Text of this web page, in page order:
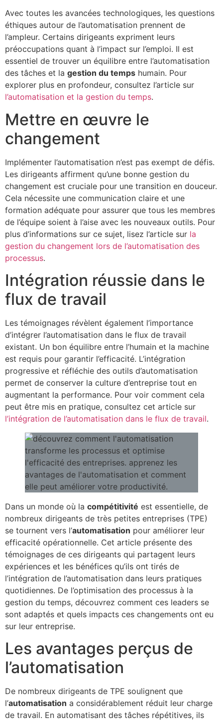
Avec toutes les avancées technologiques, les questions
éthiques autour de l’automatisation prennent de
l’ampleur. Certains dirigeants expriment leurs
préoccupations quant à l’impact sur l’emploi. Il est
essentiel de trouver un équilibre entre l’automatisation
des tâches et la gestion du temps humain. Pour
explorer plus en profondeur, consultez l’article sur
l’automatisation et la gestion du temps.
Mettre en œuvre le
changement
Implémenter l’automatisation n’est pas exempt de défis.
Les dirigeants affirment qu’une bonne gestion du
changement est cruciale pour une transition en douceur.
Cela nécessite une communication claire et une
formation adéquate pour assurer que tous les membres
de l’équipe soient à l’aise avec les nouveaux outils. Pour
plus d’informations sur ce sujet, lisez l’article sur la
gestion du changement lors de l’automatisation des
processus.
Intégration réussie dans le
flux de travail
Les témoignages révèlent également l’importance
d’intégrer l’automatisation dans le flux de travail
existant. Un bon équilibre entre l’humain et la machine
est requis pour garantir l’efficacité. L’intégration
progressive et réfléchie des outils d’automatisation
permet de conserver la culture d’entreprise tout en
augmentant la performance. Pour voir comment cela
peut être mis en pratique, consultez cet article sur
l’intégration de l’automatisation dans le flux de travail.
Dans un monde où la compétitivité est essentielle, de
nombreux dirigeants de très petites entreprises (TPE)
se tournent vers l’automatisation pour améliorer leur
efficacité opérationnelle. Cet article présente des
témoignages de ces dirigeants qui partagent leurs
expériences et les bénéfices qu’ils ont tirés de
l’intégration de l’automatisation dans leurs pratiques
quotidiennes. De l’optimisation des processus à la
gestion du temps, découvrez comment ces leaders se
sont adaptés et quels impacts ces changements ont eu
sur leur entreprise.
Les avantages perçus de
l’automatisation
De nombreux dirigeants de TPE soulignent que
l’automatisation a considérablement réduit leur charge
de travail. En automatisant des tâches répétitives, ils